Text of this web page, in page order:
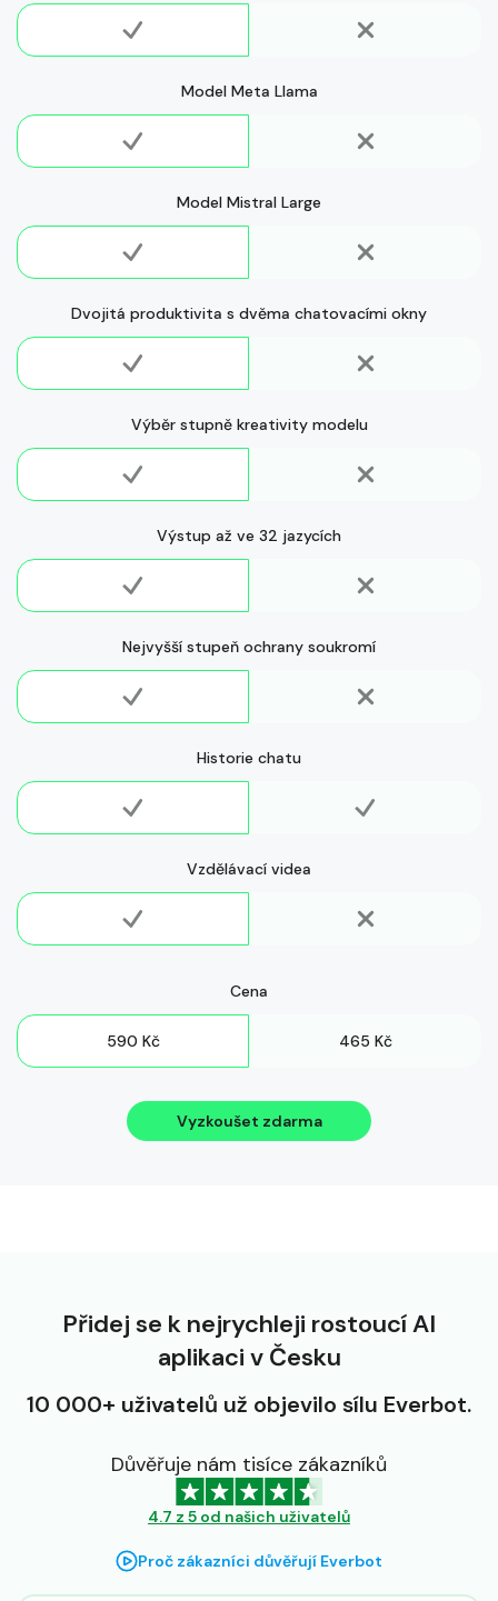
Model Meta Llama
Model Mistral Large
Dvojitá produktivita s dvěma chatovacími okny
Výběr stupně kreativity modelu
Výstup až ve 32 jazycích
Nejvyšší stupeň ochrany soukromí
Historie chatu
Vzdělávací videa
Cena
590 Kč 465 Kč
Vyzkoušet zdarma
Přidej se k nejrychleji rostoucí AI
aplikaci v Česku
10 000+ uživatelů už objevilo sílu Everbot.
Důvěřuje nám tisíce zákazníků
4.7 z 5 od našich uživatelů
Proč zákazníci důvěřují Everbot